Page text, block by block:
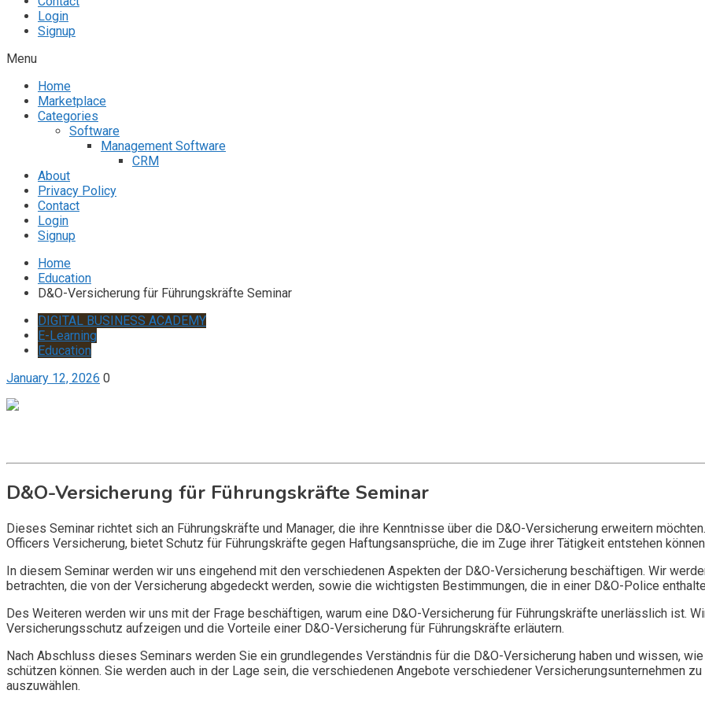
Login
Signup
Menu
Home
Marketplace
Categories
Software
Management Software
CRM
About
Privacy Policy
Contact
Login
Signup
Home
Education
D&O-Versicherung für Führungskräfte Seminar
DIGITAL BUSINESS ACADEMY
E-Learning
Education
January 12, 2026 0
D&O-Versicherung für Führungskräfte Seminar
Dieses Seminar richtet sich an Führungskräfte und Manager, die ihre Kenntnisse über die D&O-Versicherung erweitern
Officers Versicherung, bietet Schutz für Führungskräfte gegen Haftungsansprüche, die im Zuge ihrer Tätigkeit entstehen
In diesem Seminar werden wir uns eingehend mit den verschiedenen Aspekten der D&O-Versicherung beschäftigen. Wir
betrachten, die von der Versicherung abgedeckt werden, sowie die wichtigsten Bestimmungen, die in einer D&O-Police
Des Weiteren werden wir uns mit der Frage beschäftigen, warum eine D&O-Versicherung für Führungskräfte unerlässlich ist.
Versicherungsschutz aufzeigen und die Vorteile einer D&O-Versicherung für Führungskräfte erläutern.
Nach Abschluss dieses Seminars werden Sie ein grundlegendes Verständnis für die D&O-Versicherung haben und wissen,
schützen können. Sie werden auch in der Lage sein, die verschiedenen Angebote verschiedener Versicherungsunternehmen
auszuwählen.